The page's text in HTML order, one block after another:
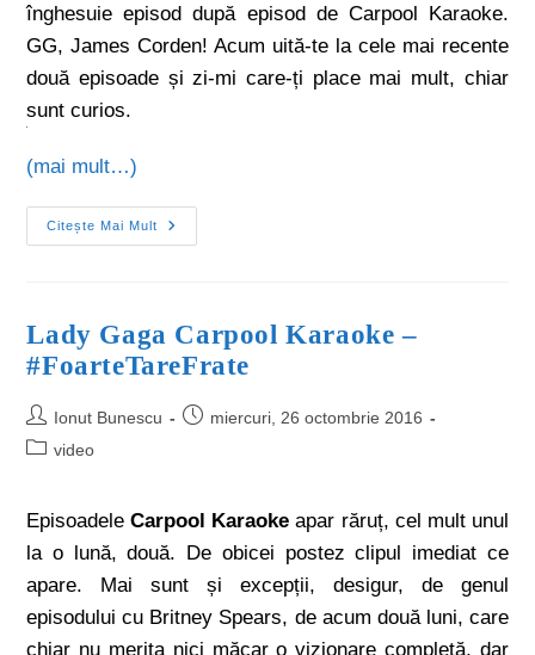
înghesuie episod după episod de Carpool Karaoke.
GG, James Corden! Acum uită-te la cele mai recente
două episoade și zi-mi care-ți place mai mult, chiar
sunt curios.
(mai mult…)
Citește Mai Mult
Lady Gaga Carpool Karaoke –
#FoarteTareFrate
Ionut Bunescu
miercuri, 26 octombrie 2016
video
EpisoadeleCarpool Karaoke apar răruț, cel mult unul
la o lună, două. De obicei postez clipul imediat ce
apare. Mai sunt și excepții, desigur, de genul
episodului cu Britney Spears, de acum două luni, care
chiar nu merita nici măcar o vizionare completă, dar